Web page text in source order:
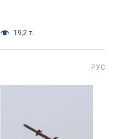
19,2 т.
РУС